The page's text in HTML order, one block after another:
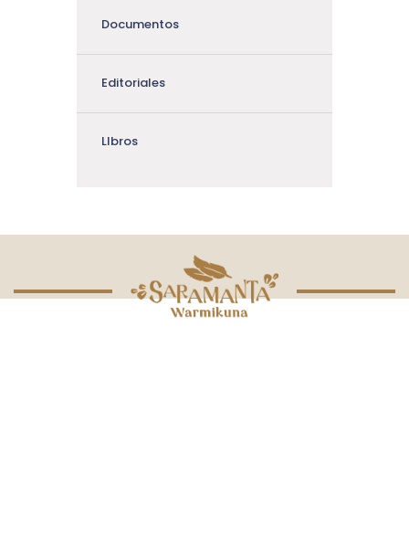
Documentos
Editoriales
LIbros